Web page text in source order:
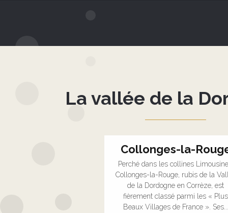
La vallée de la
Collonges-la-
Perché dans les collines
Collonges-la-Rouge, rubis de la
de la Dordogne en Corrèze, est
fièrement classé parmi les « Plus
Beaux Villages de France ». Ses...